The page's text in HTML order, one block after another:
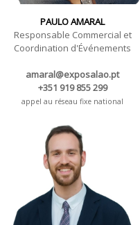
PAULO AMARAL
Responsable Commercial et
Coordination d'Événements
amaral@exposalao.pt
+351 919 855 299
appel au réseau fixe national